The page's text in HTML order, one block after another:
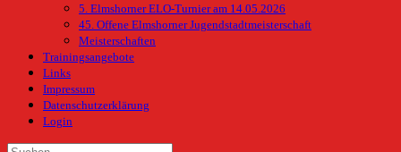
5. Elmshorner ELO-Turnier am 14.05.2026
45. Offene Elmshorner Jugendstadtmeisterschaft
Meisterschaften
Trainingsangebote
Links
Impressum
Datenschutzerklärung
Login